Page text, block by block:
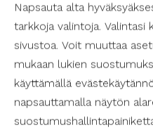
Napsauta alta
tarkkoja valintoja. Valintasi
sivustoa. Voit muuttaa
mukaan lukien
käyttämällä
napsauttamalla näytön
Henkilökohtainen
Henkilökohtainen
apu, kun suunnittelet
esteettömissä
baareissa. Suomen
avustajia, jotka
kommunikointia ja